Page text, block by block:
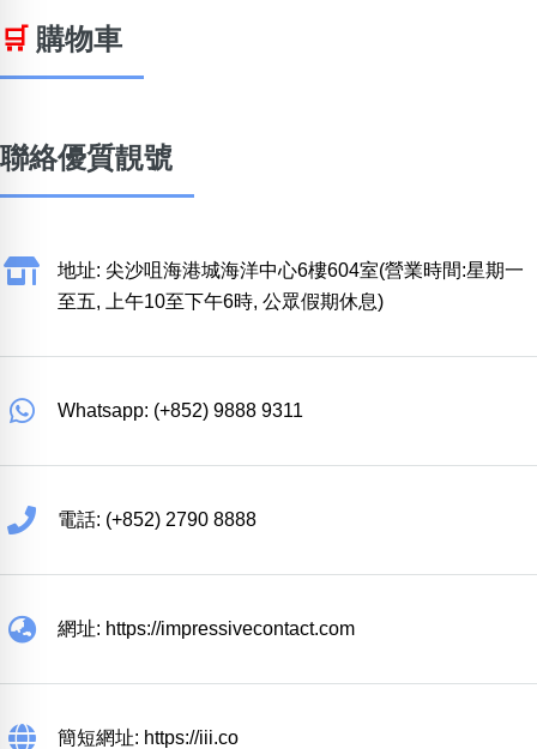
🛒 購物車
聯絡優質靚號
地址: 尖沙咀海港城海洋中心6樓604室(營業時間:星期一
至五, 上午10至下午6時, 公眾假期休息)
Whatsapp: (+852) 9888 9311
電話: (+852) 2790 8888
網址: https://impressivecontact.com
簡短網址: https://iii.co